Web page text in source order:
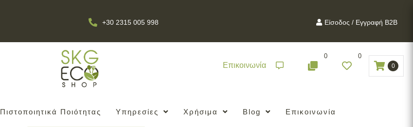
+30 2315 005 998 Είσοδος / Εγγραφή B2B
Επικοινωνία
0 0
0
Πιστοποιητικά Ποιότητας Υπηρεσίες Χρήσιμα Blog Επικοινωνία